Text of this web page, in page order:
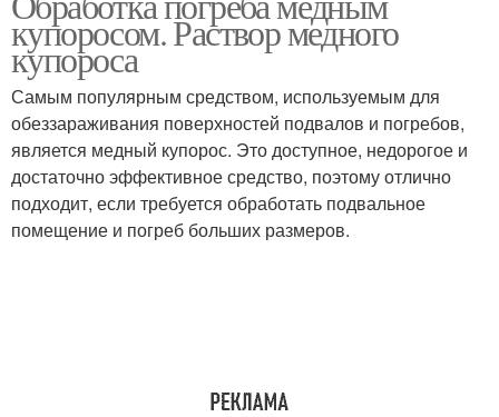
Борьба с засорами
запахом
Борьба с грибковыми
заболеваниями
Борьба с сорняками
купоросом. Раствор медного
купороса
Самым популярным средством, используемым для
обеззараживания поверхностей подвалов и погребов,
является медный купорос. Это доступное, недорогое и
достаточно эффективное средство, поэтому отлично
подходит, если требуется обработать подвальное
помещение и погреб больших размеров.